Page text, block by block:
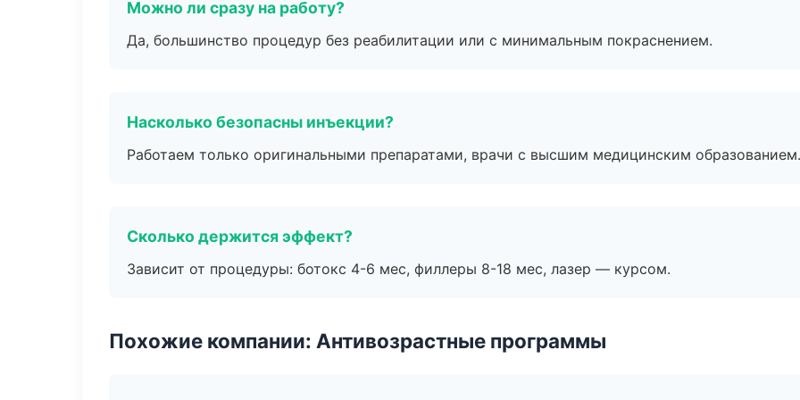
Можно ли сразу на работу?
Да, большинство процедур без реабилитации или с минимальным покраснением.
Насколько безопасны инъекции?
Работаем только оригинальными препаратами, врачи с высшим медицинским образованием.
Сколько держится эффект?
Зависит от процедуры: ботокс 4-6 мес, филлеры 8-18 мес, лазер — курсом.
Похожие компании: Антивозрастные программы